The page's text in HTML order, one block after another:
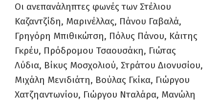
Οι ανεπανάληπτες φωνές των Στέλιου
Καζαντζίδη, Μαρινέλλας, Πάνου Γαβαλά,
Γρηγόρη Μπιθικώτση, Πόλυς Πάνου, Κάιτης
Γκρέυ, Πρόδρομου Τσαουσάκη, Γιώτας
Λύδια, Βίκυς Μοσχολιού, Στράτου Διονυσίου,
Μιχάλη Μενιδιάτη, Βούλας Γκίκα, Γιώργου
Χατζηαντωνίου, Γιώργου Νταλάρα, Μανώλη